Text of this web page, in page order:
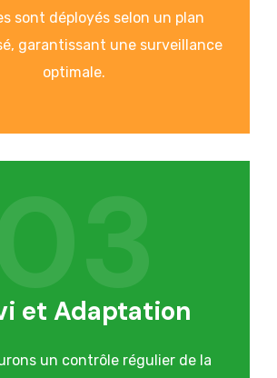
sont déployés selon un plan
garantissant une surveillance
optimale.
et Adaptation
un contrôle régulier de la